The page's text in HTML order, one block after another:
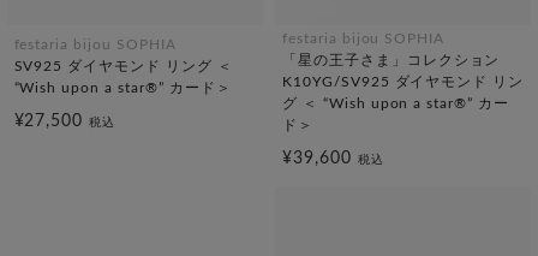
festaria bijou SOPHIA
SV925 ダイヤモンド リング ＜
“Wish upon a star®” カード＞
¥27,500税込
festaria bijou SOPHIA
「星の王子さま」コレクション
K10YG/SV925 ダイヤモンド リン
グ ＜ “Wish upon a star®” カー
ド＞
¥39,600 税込